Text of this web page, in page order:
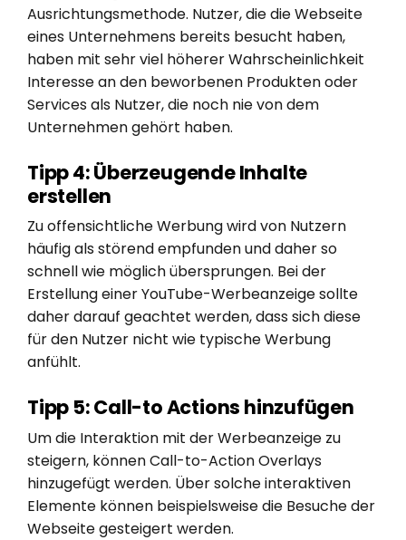
Ausrichtungsmethode. Nutzer, die die Webseite
eines Unternehmens bereits besucht haben,
haben mit sehr viel höherer Wahrscheinlichkeit
Interesse an den beworbenen Produkten oder
Services als Nutzer, die noch nie von dem
Unternehmen gehört haben.
Tipp 4: Überzeugende Inhalte
erstellen
Zu offensichtliche Werbung wird von Nutzern
häufig als störend empfunden und daher so
schnell wie möglich übersprungen. Bei der
Erstellung einer YouTube-Werbeanzeige sollte
daher darauf geachtet werden, dass sich diese
für den Nutzer nicht wie typische Werbung
anfühlt.
Tipp 5: Call-to Actions hinzufügen
Um die Interaktion mit der Werbeanzeige zu
steigern, können Call-to-Action Overlays
hinzugefügt werden. Über solche interaktiven
Elemente können beispielsweise die Besuche der
Webseite gesteigert werden.